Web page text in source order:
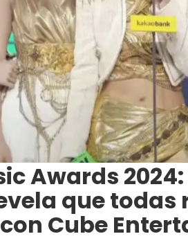
Awards
que
Cube